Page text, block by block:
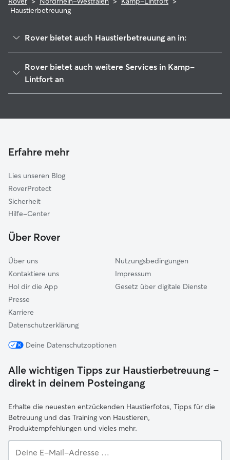
Haustierbetreuung
Rover bietet auch Haustierbetreuung an in:
Alpen
Neukirchen-Vluyn
Kerken
Voerde
Xanten
Rover bietet auch weitere Services in Kamp-
Lintfort an
Gassi-Service in Kamp-Lintfort
Erfahre mehr
Lies unseren Blog
RoverProtect
Sicherheit
Hilfe-Center
Über Rover
Über uns
Kontaktiere uns
Hol dir die App
Presse
Karriere
Datenschutzerklärung
Nutzungsbedingungen
Impressum
Gesetz über digitale Dienste
Deine Datenschutzoptionen
Alle wichtigen Tipps zur Haustierbetreuung –
direkt in deinem Posteingang
Erhalte die neuesten entzückenden Haustierfotos, Tipps für die
Betreuung und das Training von Haustieren,
Produktempfehlungen und vieles mehr.
E-